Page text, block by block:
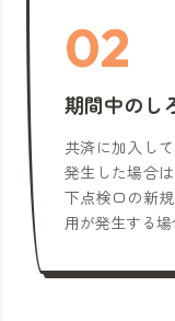
02
期間中のし
共済に加入し
発生した場合
下点検口の新
用が発生する場